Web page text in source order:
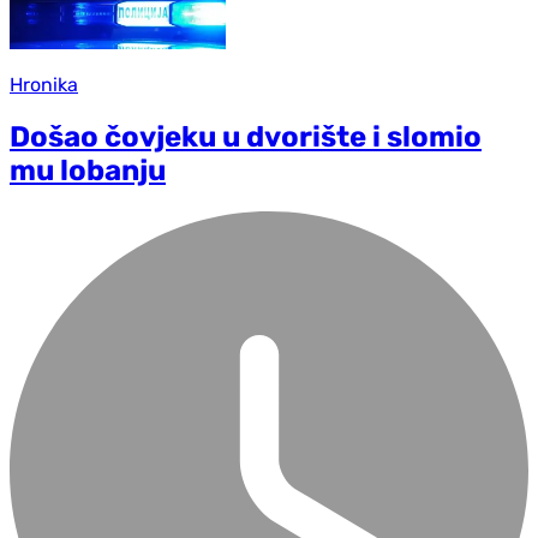
Hronika
Došao čovjeku u dvorište i slomio
mu lobanju